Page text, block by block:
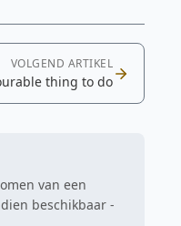
VOLGEND ARTIKEL
thing to do
van een
beschikbaar -